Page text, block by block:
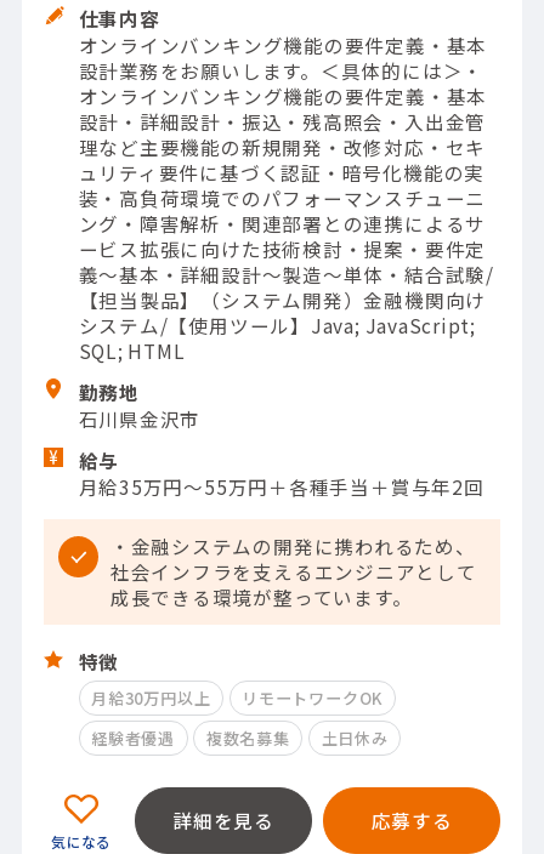
仕事内容
オンラインバンキング機能の要件定義・基本
設計業務をお願いします。＜具体的には＞・
オンラインバンキング機能の要件定義・基本
設計・詳細設計・振込・残高照会・入出金管
理など主要機能の新規開発・改修対応・セキ
ュリティ要件に基づく認証・暗号化機能の実
装・高負荷環境でのパフォーマンスチューニ
ング・障害解析・関連部署との連携によるサ
ービス拡張に向けた技術検討・提案・要件定
義～基本・詳細設計～製造～単体・結合試験/
【担当製品】（システム開発）金融機関向け
システム/【使用ツール】Java; JavaScript;
SQL; HTML
勤務地
石川県金沢市
給与
月給35万円～55万円＋各種手当＋賞与年2回
・金融システムの開発に携われるため、
社会インフラを支えるエンジニアとして
成長できる環境が整っています。
特徴
月給30万円以上
リモートワークOK
経験者優遇
複数名募集 土日休み
詳細を見る 応募する